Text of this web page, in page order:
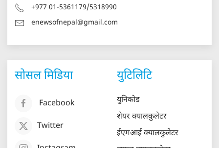
+977 01-5361179/5318990
enewsofnepal@gmail.com
सोसल मिडिया
Facebook
Twitter
युटिलिटि
युनिकोड
शेयर क्यालकुलेटर
ईएमआई क्यालकुलेटर